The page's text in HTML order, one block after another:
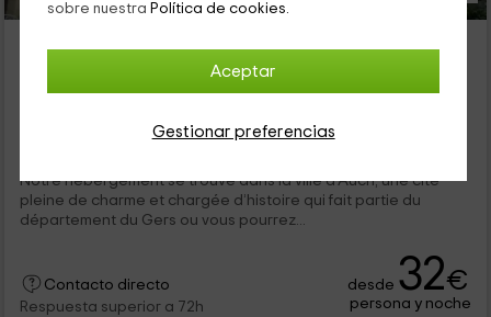
sobre nuestra Política de cookies.
Aceptar
Gestionar preferencias
0 opiniones
Alquiler íntegro
4 habitaciones
Notre hébergement se trouve dans la ville d’Auch, une cité
pleine de charme et chargée d’histoire qui fait partie du
département du Gers ou vous pourrez...
Contacto directo
Respuesta superior a 72h
desde 32€
persona y noche